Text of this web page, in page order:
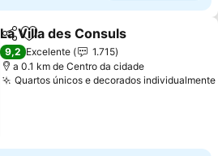
PartilharAdicionar aos favoritos
La Villa des Consuls
9,2 Excelente
1.715
a 0.1 km de Centro da cidade
Quartos únicos e decorados individualmente